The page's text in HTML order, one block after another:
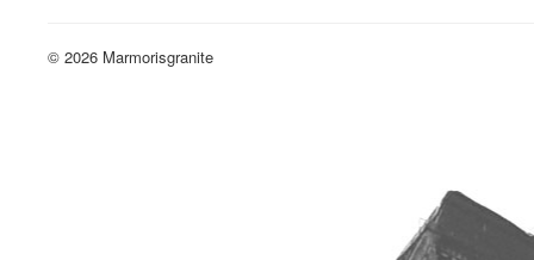
© 2026 Marmorisgranite